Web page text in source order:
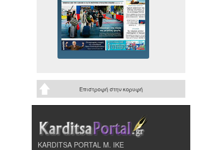
Επιστροφή στην κορυφή
KARDITSA PORTAL Μ. ΙΚΕ